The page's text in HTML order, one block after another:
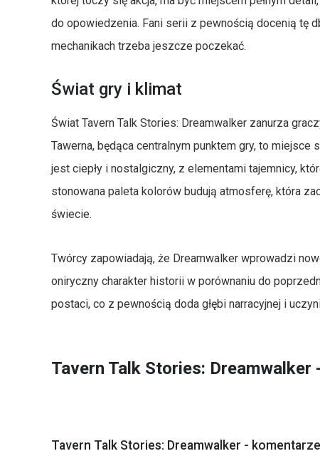
do opowiedzenia. Fani serii z pewnością docenią tę
mechanikach trzeba jeszcze poczekać.
Świat gry i klimat
Świat Tavern Talk Stories: Dreamwalker zanurza
Tawerna, będąca centralnym punktem gry, to
jest ciepły i nostalgiczny, z elementami tajemnicy,
stonowana paleta kolorów budują atmosferę, która
świecie.
Twórcy zapowiadają, że Dreamwalker wprowadzi
oniryczny charakter historii w porównaniu do
postaci, co z pewnością doda głębi narracyjnej i
Tavern Talk Stories:
Tavern Talk Stories: Dreamwalker -